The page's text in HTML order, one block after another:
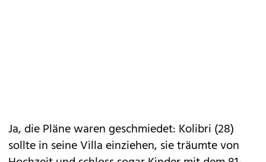
Ja, die Pläne waren geschmiedet: Kolibri (28)
sollte in seine Villa einziehen, sie träumte von